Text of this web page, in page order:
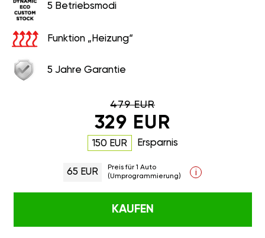
5 Betriebsmodi
Funktion „Heizung“
5 Jahre Garantie
479 EUR
329 EUR
150 EUR Ersparnis
65 EUR
Preis für 1 Auto
(Umprogrammierung)
i
KAUFEN